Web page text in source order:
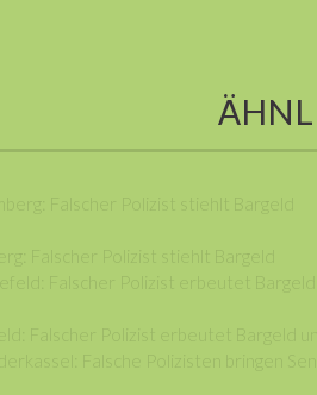
Falscher Polizist stiehlt Bargeld
Falscher Polizist erbeutet Bargeld